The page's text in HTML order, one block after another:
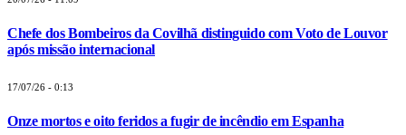
Chefe dos Bombeiros da Covilhã distinguido com Voto de Louvor
após missão internacional
17/07/26 - 0:13
Onze mortos e oito feridos a fugir de incêndio em Espanha